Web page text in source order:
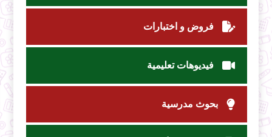
فروض و اختبارات
فيديوهات تعليمية
بحوث مدرسية